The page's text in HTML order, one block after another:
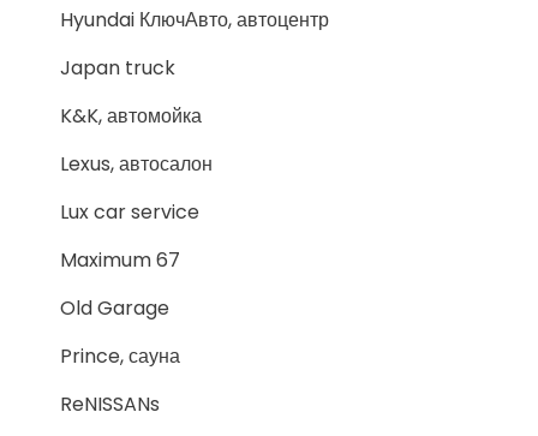
Hyundai КлючАвто, автоцентр
Japan truck
K&K, автомойка
Lexus, автосалон
Lux car service
Maximum 67
Old Garage
Prince, сауна
ReNISSANs